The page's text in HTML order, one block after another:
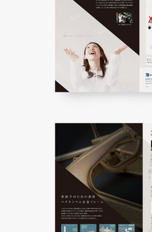
Web・ソフトウェア・通信・テクノロジー
#レスポンシブWebデザイン